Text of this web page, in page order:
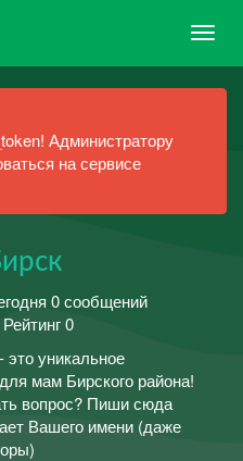
Администратору
на сервисе
0 сообщений
0
уникальное
мам Бирского района!
вопрос? Пиши сюда
Вашего имени (даже